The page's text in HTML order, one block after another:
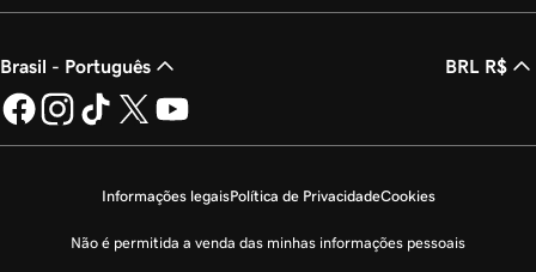
Brasil - Português BRL R$
Informações legaisPolítica de PrivacidadeCookies
Não é permitida a venda das minhas informações pessoais